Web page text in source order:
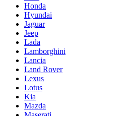
Honda
Hyundai
Jaguar
Jeep
Lada
Lamborghini
Lancia
Land Rover
Lexus
Lotus
Kia
Mazda